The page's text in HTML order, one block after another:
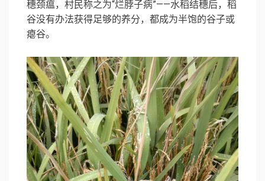
穗颈瘟，村民称之为“烂脖子病”——水稻结穗后，稻
谷没有办法获得足够的养分，都成为半饱的谷子或
瘪谷。